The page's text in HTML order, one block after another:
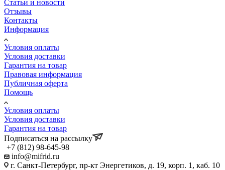
Статьи и новости
Отзывы
Контакты
Информация
Условия оплаты
Условия доставки
Гарантия на товар
Правовая информация
Публичная оферта
Помощь
Условия оплаты
Условия доставки
Гарантия на товар
Подписаться на рассылку
+7 (812) 98-645-98
info@mifrid.ru
г. Санкт-Петербург, пр-кт Энергетиков, д. 19, корп. 1, каб. 10